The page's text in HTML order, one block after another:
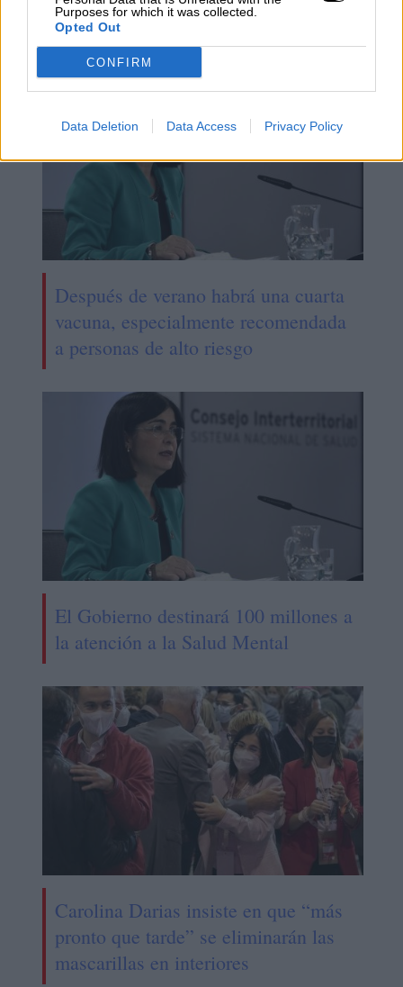
Purposes for which it was collected.
Opted Out
CONFIRM
Data Deletion Data Access Privacy Policy
concepto de covid persistente
Después de verano habrá una cuarta
vacuna, especialmente recomendada
a personas de alto riesgo
El Gobierno destinará 100 millones a
la atención a la Salud Mental
Carolina Darias insiste en que “más
pronto que tarde” se eliminarán las
mascarillas en interiores